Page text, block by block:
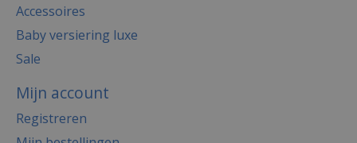
Accessoires
Baby versiering luxe
Sale
Mijn account
Registreren